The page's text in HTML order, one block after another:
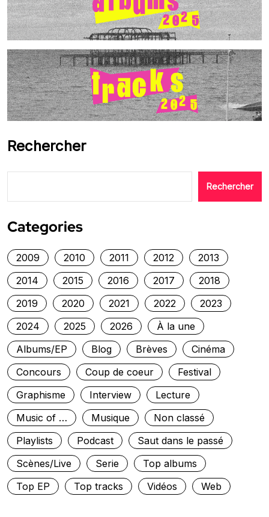
Rechercher
Rechercher
Categories
2009 2010 2011 2012
2013
2014
2015 2016 2017
2018
2019
2020 2021 2022
2023
2024
2025 2026
À la une
Albums/EP
Blog Brèves
Cinéma
Concours
Coup de coeur
Festival
Graphisme
Interview
Lecture
Music of …
Musique
Non classé
Playlists
Podcast
Saut dans le passé
Scènes/Live
Serie
Top albums
Top EP
Top tracks Vidéos Web